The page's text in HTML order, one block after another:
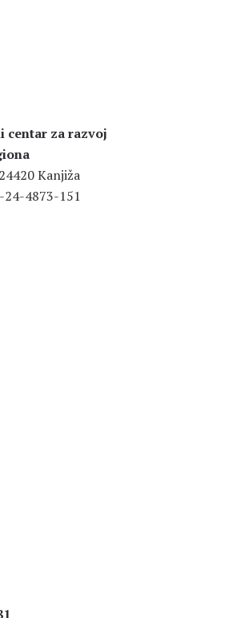
centar za razvoj
Kanjiža
24-4873-151